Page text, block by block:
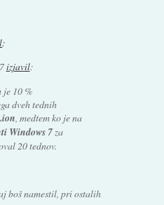
:
izjavil:
je 10 %
dveh tednih
, medtem ko je na
Windows 7za
20 tednov.
boš namestil, pri ostalih